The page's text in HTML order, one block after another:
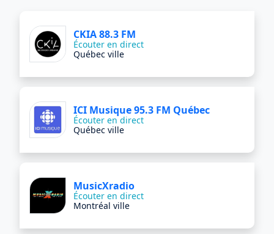
CKIA 88.3 FM
Écouter en direct
Québec ville
ICI Musique 95.3 FM Québec
Écouter en direct
Québec ville
MusicXradio
Écouter en direct
Montréal ville